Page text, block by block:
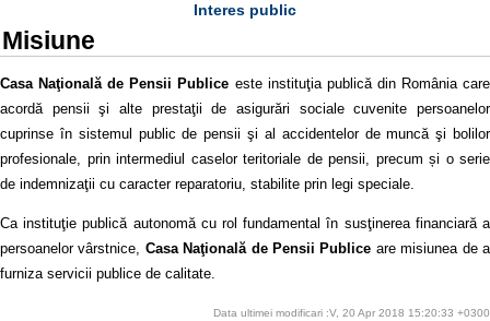
Interes public
Misiune
Casa Naţională de Pensii Publice este instituţia publică din România care
acordă pensii şi alte prestaţii de asigurări sociale cuvenite persoanelor
cuprinse în sistemul public de pensii şi al accidentelor de muncă şi bolilor
profesionale, prin intermediul caselor teritoriale de pensii, precum și o serie
de indemnizaţii cu caracter reparatoriu, stabilite prin legi speciale.
Ca instituţie publică autonomă cu rol fundamental în susţinerea financiară a
persoanelor vârstnice, Casa Naţională de Pensii Publice are misiunea de a
furniza servicii publice de calitate.
Data ultimei modificari :V, 20 Apr 2018 15:20:33 +0300